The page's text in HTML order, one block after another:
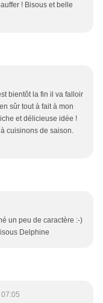
! Bisous et belle
bientôt la fin il va falloir
sûr tout à fait à mon
et délicieuse idée !
cuisinons de saison.
un peu de caractère :-)
Delphine